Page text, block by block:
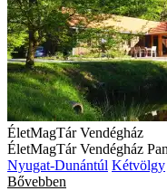
ÉletMagTár Vendégház
ÉletMagTár Vendégház
Nyugat-Dunántúl Kétvölgy
Bővebben